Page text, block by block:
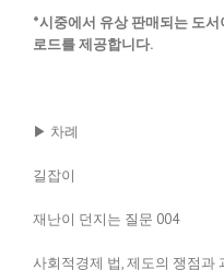
*시중에서 유상 판매되는 도
로드를 제공합니다.
▶ 차례
길잡이
재난이 던지는 질문 004
사회적경제 법, 제도의 쟁점과